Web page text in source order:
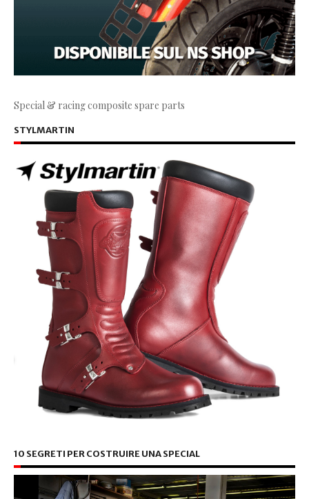
Special & racing composite spare parts
STYLMARTIN
10 SEGRETI PER COSTRUIRE UNA SPECIAL